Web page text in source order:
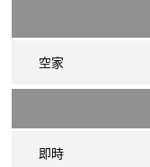
空家
即時